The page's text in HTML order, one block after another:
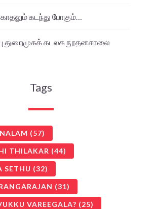
காதலும் கடந்து போகும்…
துறைமுகக் கடலக நூதனசாலை
Tags
(57)
THILAKAR (44)
SETHU (32)
(31)
VAREEGALA? (25)